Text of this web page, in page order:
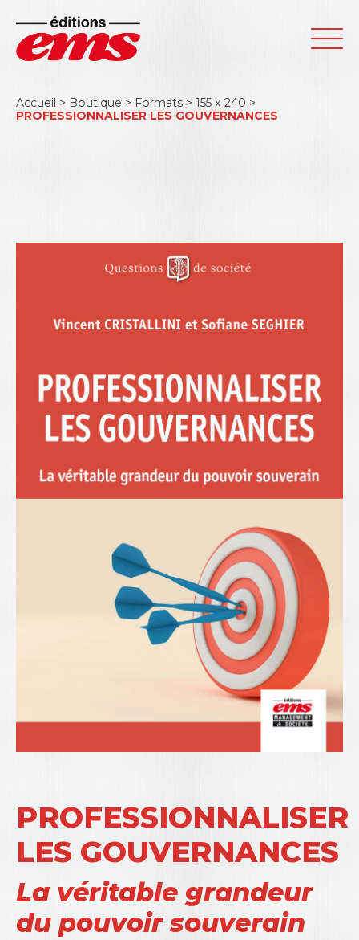
Accueil > Boutique > Formats > 155 x 240 >
PROFESSIONNALISER LES GOUVERNANCES
PROFESSIONNALISER
LES GOUVERNANCES
La véritable grandeur
du pouvoir souverain